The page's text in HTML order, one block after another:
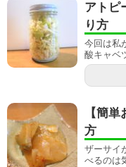
アトピ
り方
今回は私
酸キャベ
【簡
方
ザーサイ
べるのは